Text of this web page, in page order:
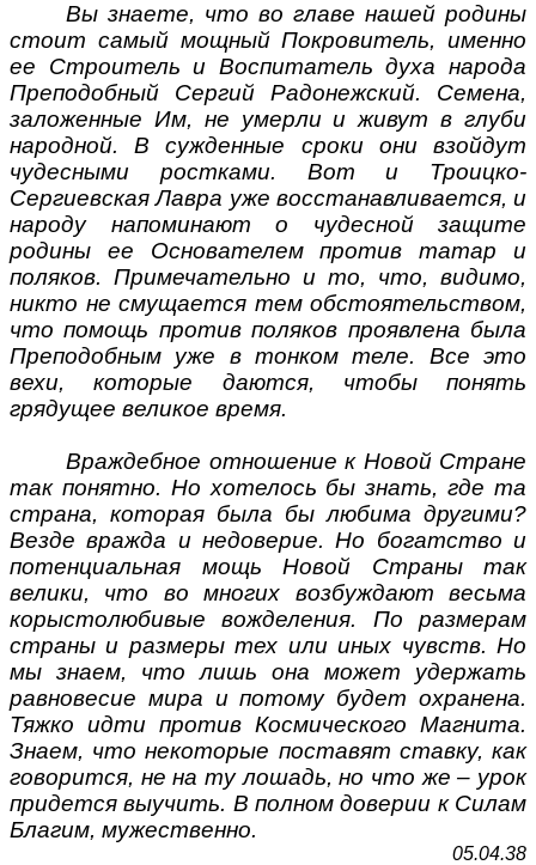
Вы знаете, что во главе нашей родины
стоит самый мощный Покровитель, именно
ее Строитель и Воспитатель духа народа
Преподобный Сергий Радонежский. Семена,
заложенные Им, не умерли и живут в глуби
народной. В сужденные сроки они взойдут
чудесными ростками. Вот и Троицко-
Сергиевская Лавра уже восстанавливается, и
народу напоминают о чудесной защите
родины ее Основателем против татар и
поляков. Примечательно и то, что, видимо,
никто не смущается тем обстоятельством,
что помощь против поляков проявлена была
Преподобным уже в тонком теле. Все это
вехи, которые даются, чтобы понять
грядущее великое время.
Враждебное отношение к Новой Стране
так понятно. Но хотелось бы знать, где та
страна, которая была бы любима другими?
Везде вражда и недоверие. Но богатство и
потенциальная мощь Новой Страны так
велики, что во многих возбуждают весьма
корыстолюбивые вожделения. По размерам
страны и размеры тех или иных чувств. Но
мы знаем, что лишь она может удержать
равновесие мира и потому будет охранена.
Тяжко идти против Космического Магнита.
Знаем, что некоторые поставят ставку, как
говорится, не на ту лошадь, но что же – урок
придется выучить. В полном доверии к Силам
Благим, мужественно.
05.04.38